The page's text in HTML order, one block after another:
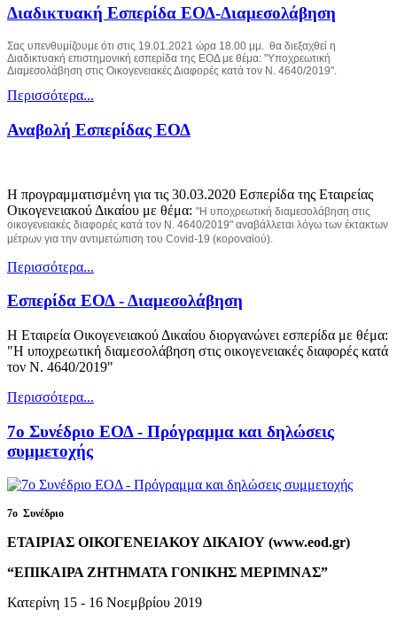
Διαδικτυακή Εσπερίδα ΕΟΔ-Διαμεσολάβηση
Σας υπενθυμίζουμε ότι στις 19.01.2021 ώρα 18.00 μμ. θα διεξαχθεί η
Διαδικτυακή επιστημονική εσπερίδα της ΕΟΔ με θέμα: "Υποχρεωτική
Διαμεσολάβηση στις Οικογενειακές Διαφορές κατά τον Ν. 4640/2019".
Περισσότερα...
Αναβολή Εσπερίδας ΕΟΔ
Η προγραμματισμένη για τις 30.03.2020 Εσπερίδα της Εταιρείας
Οικογενειακού Δικαίου με θέμα: "Η υποχρεωτική διαμεσολάβηση στις
οικογενειακές διαφορές κατά τον Ν. 4640/2019" αναβάλλεται λόγω των έκτακτων
μέτρων για την αντιμετώπιση του Covid-19 (κοροναϊού).
Περισσότερα...
Εσπερίδα ΕΟΔ - Διαμεσολάβηση
Η Εταιρεία Οικογενειακού Δικαίου διοργανώνει εσπερίδα με θέμα:
"Η υποχρεωτική διαμεσολάβηση στις οικογενειακές διαφορές κατά
τον Ν. 4640/2019"
Περισσότερα...
7ο Συνέδριο ΕΟΔ - Πρόγραμμα και δηλώσεις
συμμετοχής
7ο Συνέδριο
ΕΤΑΙΡΙΑΣ ΟΙΚΟΓΕΝΕΙΑΚΟΥ ΔΙΚΑΙΟΥ (www.eod.gr)
“ΕΠΙΚΑΙΡΑ ΖΗΤΗΜΑΤΑ ΓΟΝΙΚΗΣ ΜΕΡΙΜΝΑΣ”
Κατερίνη 15 - 16 Νοεμβρίου 2019